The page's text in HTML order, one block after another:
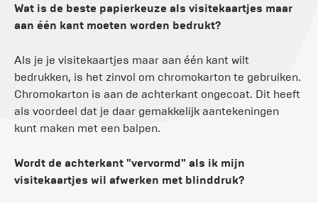
Wat is de beste papierkeuze als visitekaartjes maar
aan één kant moeten worden bedrukt?
Als je je visitekaartjes maar aan één kant wilt
bedrukken, is het zinvol om chromokarton te gebruiken.
Chromokarton is aan de achterkant ongecoat. Dit heeft
als voordeel dat je daar gemakkelijk aantekeningen
kunt maken met een balpen.
Wordt de achterkant "vervormd" als ik mijn
visitekaartjes wil afwerken met blinddruk?